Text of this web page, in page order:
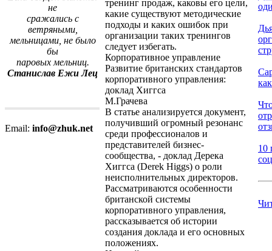
не
сражались с
ветряными,
мельницами, не было
бы
паровых мельниц.
Станислав Ежи Лец
Email: info@zhuk.net
тренинг продаж, каковы его цели,
какие существуют методические
подходы и каких ошибок при
организации таких тренингов
следует избегать.
Корпоративное управление
Развитие британских стандартов
корпоративного управления:
доклад Хиггса
М.Грачева
В статье анализируется документ,
получивший огромный резонанс
среди профессионалов и
представителей бизнес-
сообщества, - доклад Дерека
Хиггса (Derek Higgs) о роли
неисполнительных директоров.
Рассматриваются особенности
британской системы
корпоративного управления,
рассказывается об истории
создания доклада и его основных
положениях.
10